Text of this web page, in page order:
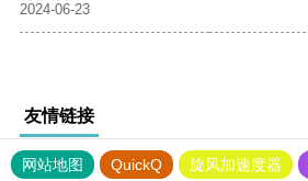
2024-06-23
友情链接
网站地图 QuickQ 旋风加速度器